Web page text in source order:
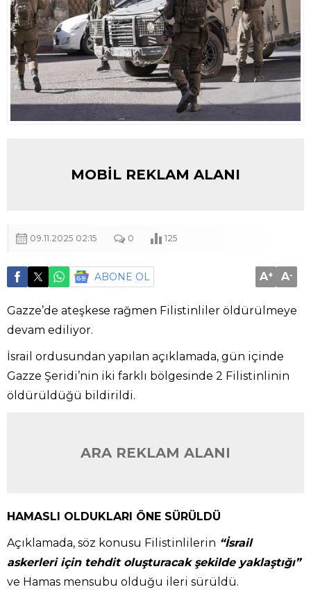
MOBİL REKLAM ALANI
09.11.2025 02:15 0 125
ABONE OL A+ A-
Gazze’de ateşkese rağmen Filistinliler öldürülmeye
devam ediliyor.
İsrail ordusundan yapılan açıklamada, gün içinde
Gazze Şeridi’nin iki farklı bölgesinde 2 Filistinlinin
öldürüldüğü bildirildi.
ARA REKLAM ALANI
HAMASLI OLDUKLARI ÖNE SÜRÜLDÜ
Açıklamada, söz konusu Filistinlilerin “İsrail
askerleri için tehdit oluşturacak şekilde yaklaştığı”
ve Hamas mensubu olduğu ileri sürüldü.